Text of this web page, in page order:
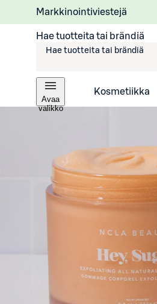
Markkinointiviestejä
Hae tuotteita tai brändiä
Avaa
valikko
Kosmetiikka